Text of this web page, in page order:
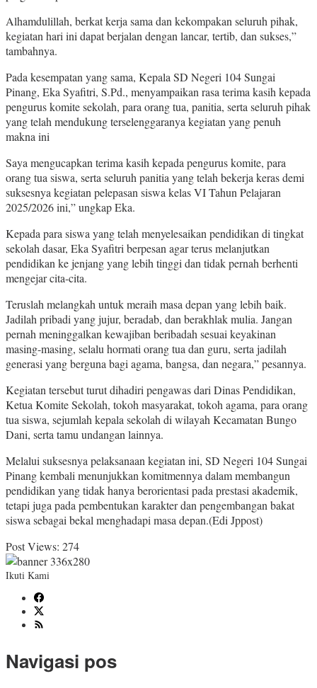
Alhamdulillah, berkat kerja sama dan kekompakan seluruh pihak,
kegiatan hari ini dapat berjalan dengan lancar, tertib, dan sukses,”
tambahnya.
Pada kesempatan yang sama, Kepala SD Negeri 104 Sungai
Pinang, Eka Syafitri, S.Pd., menyampaikan rasa terima kasih kepada
pengurus komite sekolah, para orang tua, panitia, serta seluruh pihak
yang telah mendukung terselenggaranya kegiatan yang penuh
makna ini
Saya mengucapkan terima kasih kepada pengurus komite, para
orang tua siswa, serta seluruh panitia yang telah bekerja keras demi
suksesnya kegiatan pelepasan siswa kelas VI Tahun Pelajaran
2025/2026 ini,” ungkap Eka.
Kepada para siswa yang telah menyelesaikan pendidikan di tingkat
sekolah dasar, Eka Syafitri berpesan agar terus melanjutkan
pendidikan ke jenjang yang lebih tinggi dan tidak pernah berhenti
mengejar cita-cita.
Teruslah melangkah untuk meraih masa depan yang lebih baik.
Jadilah pribadi yang jujur, beradab, dan berakhlak mulia. Jangan
pernah meninggalkan kewajiban beribadah sesuai keyakinan
masing-masing, selalu hormati orang tua dan guru, serta jadilah
generasi yang berguna bagi agama, bangsa, dan negara,” pesannya.
Kegiatan tersebut turut dihadiri pengawas dari Dinas Pendidikan,
Ketua Komite Sekolah, tokoh masyarakat, tokoh agama, para orang
tua siswa, sejumlah kepala sekolah di wilayah Kecamatan Bungo
Dani, serta tamu undangan lainnya.
Melalui suksesnya pelaksanaan kegiatan ini, SD Negeri 104 Sungai
Pinang kembali menunjukkan komitmennya dalam membangun
pendidikan yang tidak hanya berorientasi pada prestasi akademik,
tetapi juga pada pembentukan karakter dan pengembangan bakat
siswa sebagai bekal menghadapi masa depan.(Edi Jppost)
Post Views: 274
Ikuti Kami
Navigasi pos